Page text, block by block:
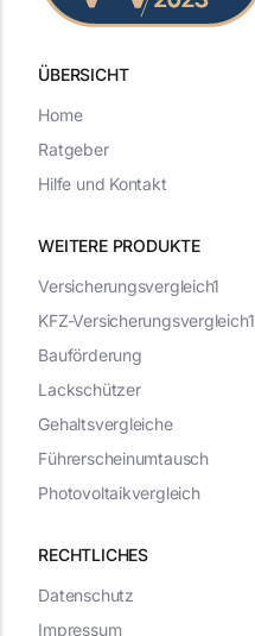
ÜBERSICHT
WEITERE PRODUKTE
RECHTLICHES
Datenschutz
Impressum
Versicherungsvergleich1
KFZ-Versicherungsvergleich1
Bauförderung
Lackschützer
Gehaltsvergleiche
Führerscheinumtausch
Photovoltaikvergleich
Home
Ratgeber
Hilfe und Kontakt